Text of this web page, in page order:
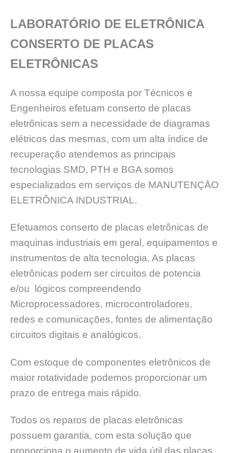
LABORATÓRIO DE ELETRÔNICA
CONSERTO DE PLACAS
ELETRÔNICAS
A nossa equipe composta por Técnicos e
Engenheiros efetuam conserto de placas
eletrônicas sem a necessidade de diagramas
elétricos das mesmas, com um alta índice de
recuperação atendemos as principais
tecnologias SMD, PTH e BGA somos
especializados em serviços de MANUTENÇĀO
ELETRÔNICA INDUSTRIAL.
Efetuamos conserto de placas eletrônicas de
maquinas industriais em geral, equipamentos e
instrumentos de alta tecnologia, As placas
eletrônicas podem ser circuitos de potencia
e/ou lógicos compreendendo
Microprocessadores, microcontroladores,
redes e comunicações, fontes de alimentação
circuitos digitais e analógicos.
Com estoque de componentes eletrônicos de
maior rotatividade podemos proporcionar um
prazo de entrega mais rápido.
Todos os reparos de placas eletrônicas
possuem garantia, com esta solução que
proporciona o aumento de vida útil das placas